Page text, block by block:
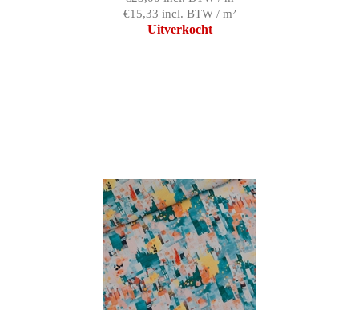
€15,33 incl. BTW / m²
Uitverkocht